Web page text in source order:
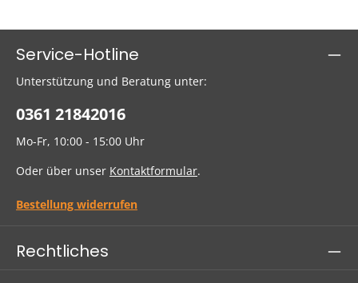
Service-Hotline
Unterstützung und Beratung unter:
0361 21842016
Mo-Fr, 10:00 - 15:00 Uhr
Oder über unser Kontaktformular.
Bestellung widerrufen
Rechtliches